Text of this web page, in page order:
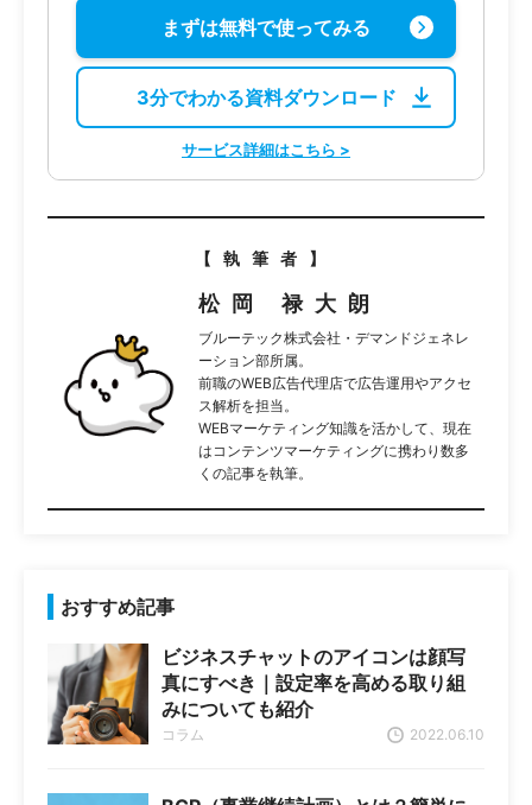
まずは無料で使ってみる
3分でわかる資料ダウンロード
サービス詳細はこちら >
【執筆者】
松岡 禄大朗
ブルーテック株式会社・デマンドジェネレ
ーション部所属。
前職のWEB広告代理店で広告運用やアクセ
ス解析を担当。
WEBマーケティング知識を活かして、現在
はコンテンツマーケティングに携わり数多
くの記事を執筆。
おすすめ記事
ビジネスチャットのアイコンは顔写
真にすべき｜設定率を高める取り組
みについても紹介
2022.06.10
コラム